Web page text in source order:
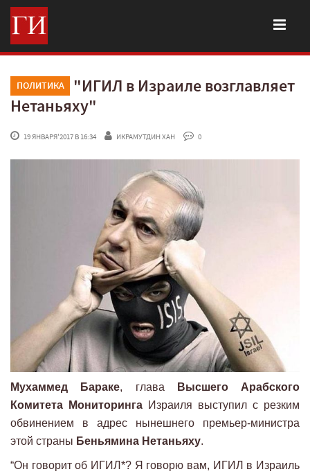
ПОЛИТИКА
"ИГИЛ в Израиле возглавляет
Нетаньяху"
19 ЯНВАРЯ'2017 В 16:34 ИКРАМУТДИН ХАН 0
Мухаммед Бараке, глава
Высшего Арабского
Комитета Мониторинга Израиля выступил с резким
обвинением в адрес нынешнего премьер-министра
этой страны Беньямина Нетаньяху.
“Он говорит об ИГИЛ*? Я говорю вам, ИГИЛ в Израиль